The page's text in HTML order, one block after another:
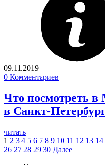
09.11.2019
0 Комментариев
Что посмотреть в
в Санкт-
читать
1 2 3 4 5 6 7 8 9 10 11 12 13 14
26 27 28 29 30 Далее